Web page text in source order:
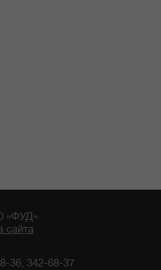
«ФУД»
сайта
36, 342-68-37